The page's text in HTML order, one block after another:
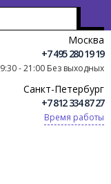
Москва
+7 495 280 19 19
9:30 - 21:00 Без выходных
Санкт-Петербург
+7 812 334 87 27
Время работы